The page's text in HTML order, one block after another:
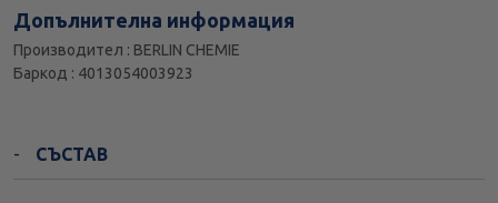
Допълнителна информация
Производител : BERLIN CHEMIE
Баркод : 4013054003923
СЪСТАВ